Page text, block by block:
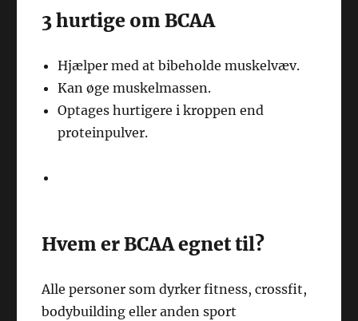
3 hurtige om BCAA
Hjælper med at bibeholde muskelvæv.
Kan øge muskelmassen.
Optages hurtigere i kroppen end
proteinpulver.
Hvem er BCAA egnet til?
Alle personer som dyrker fitness, crossfit,
bodybuilding eller anden sport